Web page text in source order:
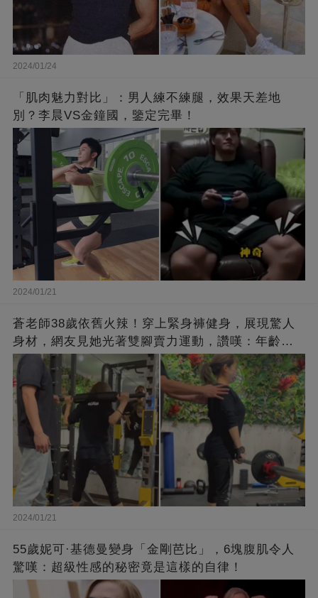
2024/01/24
「肌肉魅力對比」：男人練不練腿，效果天差地
別？李晨VS金鐘國，鑒定完畢！
2024/01/21
蒼老師38歲依舊火辣！穿上緊身褲健身，展現驚人
身材，網友見她光著雙腳賣力運動，讚嘆：年齡不
過是個數字！
2024/01/21
55歲妮可·基德曼變身「金剛芭比」，6塊腹肌令人
驚嘆：超級性感的秘密竟是這樣的自律！